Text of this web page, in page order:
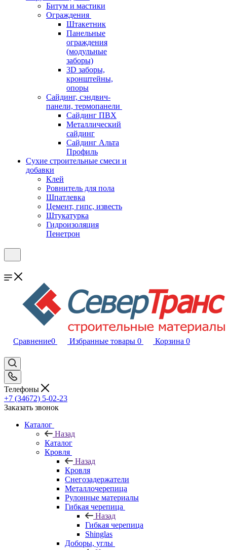
Битум и мастики
Ограждения
Штакетник
Панельные
ограждения
(модульные
заборы)
3D заборы,
кронштейны,
опоры
Cайдинг, сэндвич-
панели, термопанели
Сайдинг ПВХ
Металлический
сайдинг
Сайдинг Альта
Профиль
Сухие строительные смеси и
добавки
Клей
Ровнитель для пола
Шпатлевка
Цемент, гипс, известь
Штукатурка
Гидроизоляция
Пенетрон
Сравнение0 Избранные товары 0 Корзина 0
Телефоны
+7 (34672) 5-02-23
Заказать звонок
Каталог
Назад
Каталог
Кровля
Назад
Кровля
Снегозадержатели
Металлочерепица
Рулонные материалы
Гибкая черепица
Назад
Гибкая черепица
Shinglas
Доборы, углы